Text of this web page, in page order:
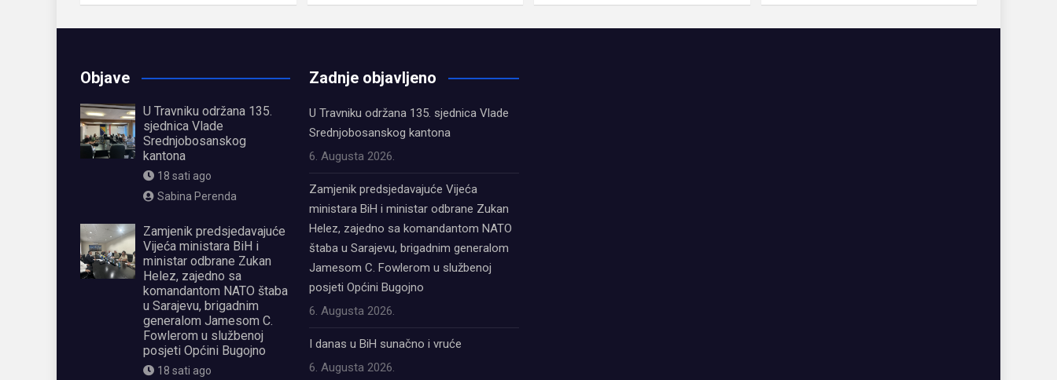
Objave
U Travniku održana 135.
sjednica Vlade
Srednjobosanskog
kantona
18 sati ago
Sabina Perenda
Zamjenik predsjedavajuće
Vijeća ministara BiH i
ministar odbrane Zukan
Helez, zajedno sa
komandantom NATO štaba
u Sarajevu, brigadnim
generalom Jamesom C.
Fowlerom u službenoj
posjeti Općini Bugojno
18 sati ago
Zadnje objavljeno
U Travniku održana 135. sjednica Vlade
Srednjobosanskog kantona
6. Augusta 2026.
Zamjenik predsjedavajuće Vijeća
ministara BiH i ministar odbrane Zukan
Helez, zajedno sa komandantom NATO
štaba u Sarajevu, brigadnim generalom
Jamesom C. Fowlerom u službenoj
posjeti Općini Bugojno
6. Augusta 2026.
I danas u BiH sunačno i vruće
6. Augusta 2026.